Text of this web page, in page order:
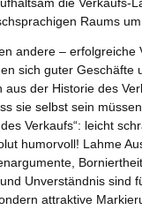
die Verkaufs-
Raums
andere – erfolgreiche
sich guter Geschäfte
aus der Historie des
sie selbst sein
des Verkaufs“: leicht
humorvoll! Lahme
Borniertheit,
Unverständnis sind
attraktive